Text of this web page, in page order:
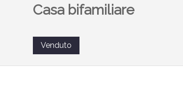
Casa bifamiliare
Venduto